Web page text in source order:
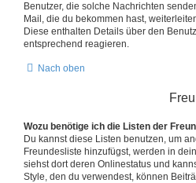
Benutzer, die solche Nachrichten
Mail, die du bekommen hast,
Diese enthalten Details über den
entsprechend reagieren.
Nach oben
Wozu benötige ich die Listen der
Du kannst diese Listen benutzen, um
Freundesliste hinzufügst, werden in
siehst dort deren Onlinestatus und
Style, den du verwendest, können